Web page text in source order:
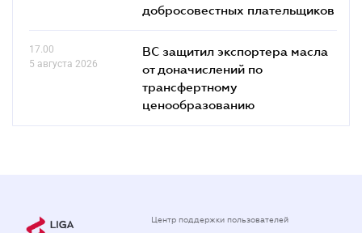
добросовестных плательщиков
17.00
5 августа 2026
ВС защитил экспортера масла
от доначислений по
трансфертному
ценообразованию
Центр поддержки пользователей